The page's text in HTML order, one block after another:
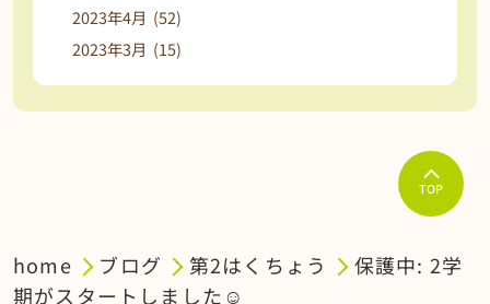
2023年4月 (52)
2023年3月 (15)
TOP
home ブログ 第2はくちょう
保護中: 2学
期がスタートしました☺